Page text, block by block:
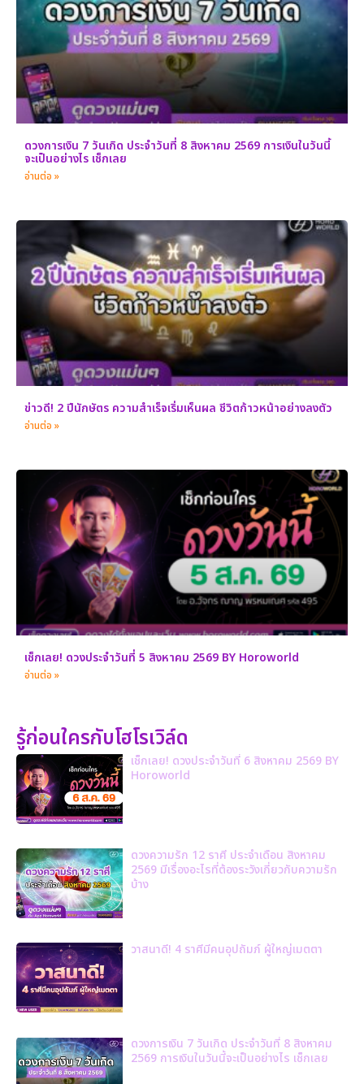
ดวงการเงิน 7 วันเกิด ประจำวันที่ 8 สิงหาคม 2569 การเงินในวันนี้
จะเป็นอย่างไร เช็กเลย
อ่านต่อ »
ข่าวดี! 2 ปีนักษัตร ความสำเร็จเริ่มเห็นผล ชีวิตก้าวหน้าอย่างลงตัว
อ่านต่อ »
เช็กเลย! ดวงประจำวันที่ 5 สิงหาคม 2569 BY Horoworld
อ่านต่อ »
รู้ก่อนใครกับโฮโรเวิล์ด
เช็กเลย! ดวงประจำวันที่ 6 สิงหาคม 2569 BY
Horoworld
ดวงความรัก 12 ราศี ประจำเดือน สิงหาคม
2569 มีเรื่องอะไรที่ต้องระวังเกี่ยวกับความรัก
บ้าง
วาสนาดี! 4 ราศีมีคนอุปถัมภ์ ผู้ใหญ่เมตตา
ดวงการเงิน 7 วันเกิด ประจำวันที่ 8 สิงหาคม
2569 การเงินในวันนี้จะเป็นอย่างไร เช็กเลย